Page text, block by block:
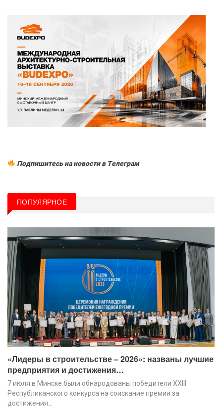
Подпишитесь на новости в Tелеграм
ПОПУЛЯРНОЕ
«Лидеры в строительстве – 2026»: названы лучшие
предприятия и достижения…
7 июля в Минске были обнародованы победители XХIII
Республиканского конкурса на соискание премии за
достижения…